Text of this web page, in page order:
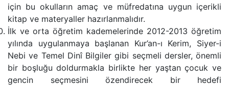
için bu okulların amaç ve müfredatına uygun içerikli
kitap ve materyaller hazırlanmalıdır.
İlk ve orta öğretim kademelerinde 2012-2013 öğretim
yılında uygulanmaya başlanan Kur’an-ı Kerim, Siyer-i
Nebi ve Temel Dinî Bilgiler gibi seçmeli dersler, önemli
bir boşluğu doldurmakla birlikte her yaştan çocuk ve
gencin seçmesini özendirecek bir hedefi